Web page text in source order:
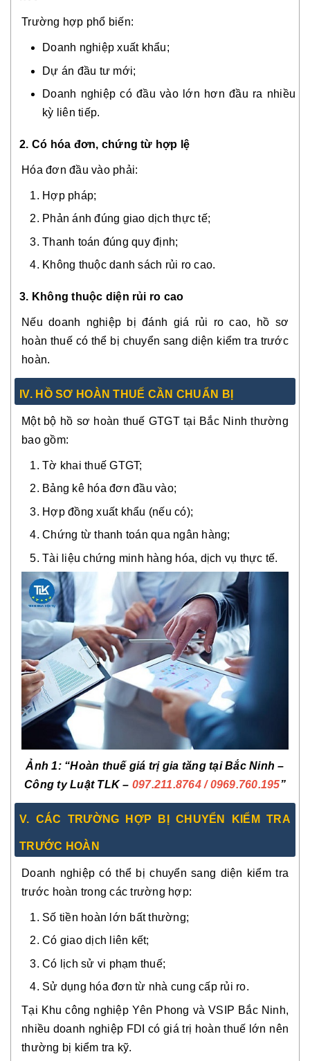
Trường hợp phổ biến:
Doanh nghiệp xuất khẩu;
Dự án đầu tư mới;
Doanh nghiệp có đầu vào lớn hơn đầu ra nhiều
kỳ liên tiếp.
2. Có hóa đơn, chứng từ hợp lệ
Hóa đơn đầu vào phải:
Hợp pháp;
Phản ánh đúng giao dịch thực tế;
Thanh toán đúng quy định;
Không thuộc danh sách rủi ro cao.
3. Không thuộc diện rủi ro cao
Nếu doanh nghiệp bị đánh giá rủi ro cao, hồ sơ
hoàn thuế có thể bị chuyển sang diện kiểm tra trước
hoàn.
IV. HỒ SƠ HOÀN THUẾ CẦN CHUẨN BỊ
Một bộ hồ sơ hoàn thuế GTGT tại Bắc Ninh thường
bao gồm:
Tờ khai thuế GTGT;
Bảng kê hóa đơn đầu vào;
Hợp đồng xuất khẩu (nếu có);
Chứng từ thanh toán qua ngân hàng;
Tài liệu chứng minh hàng hóa, dịch vụ thực tế.
Ảnh 1: “Hoàn thuế giá trị gia tăng tại Bắc Ninh –
Công ty Luật TLK – 097.211.8764/ 0969.760.195”
V. CÁC TRƯỜNG HỢP BỊ CHUYỂN KIỂM TRA
TRƯỚC HOÀN
Doanh nghiệp có thể bị chuyển sang diện kiểm tra
trước hoàn trong các trường hợp:
Số tiền hoàn lớn bất thường;
Có giao dịch liên kết;
Có lịch sử vi phạm thuế;
Sử dụng hóa đơn từ nhà cung cấp rủi ro.
Tại Khu công nghiệp Yên Phong và VSIP Bắc Ninh,
nhiều doanh nghiệp FDI có giá trị hoàn thuế lớn nên
thường bị kiểm tra kỹ.